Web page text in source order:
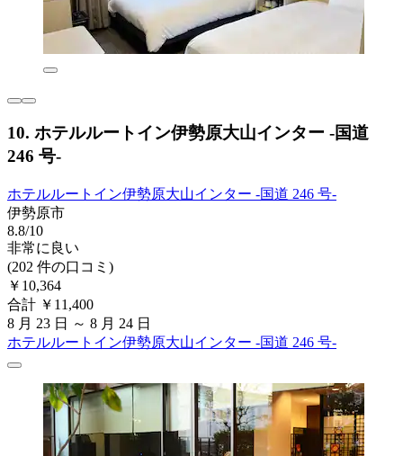
10. ホテルルートイン伊勢原大山インター -国道
246 号-
ホテルルートイン伊勢原大山インター -国道 246 号-
伊勢原市
8.8/10
非常に良い
(202 件の口コミ)
￥10,364
合計 ￥11,400
8 月 23 日 ～ 8 月 24 日
ホテルルートイン伊勢原大山インター -国道 246 号-